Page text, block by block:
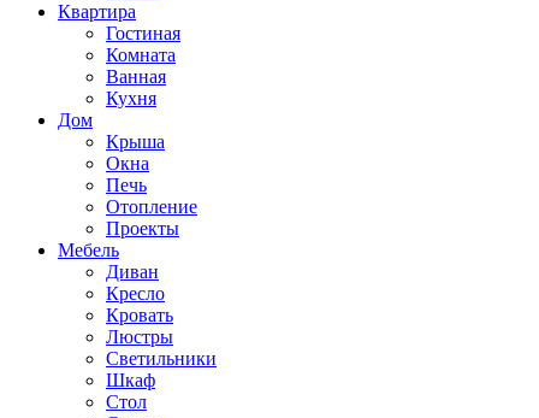
Квартира
Гостиная
Комната
Ванная
Кухня
Дом
Крыша
Окна
Печь
Отопление
Проекты
Мебель
Диван
Кресло
Кровать
Люстры
Светильники
Шкаф
Стол